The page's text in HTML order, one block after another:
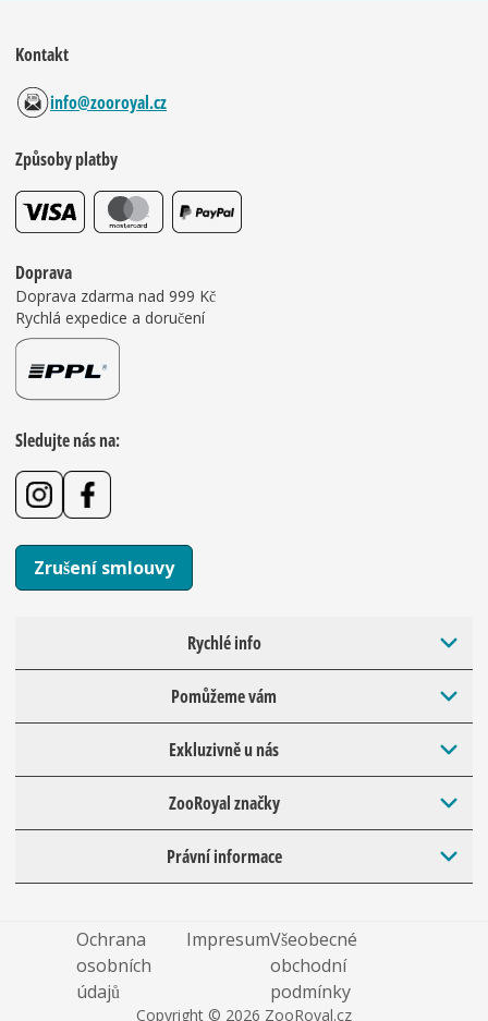
Kontakt
info@zooroyal.cz
Způsoby platby
Doprava
Doprava zdarma nad 999 Kč
Rychlá expedice a doručení
Sledujte nás na:
Zrušení smlouvy
Rychlé info
Pomůžeme vám
Exkluzivně u nás
ZooRoyal značky
Právní informace
Ochrana
osobních
údajů
ImpresumVšeobecné
obchodní
podmínky
Copyright © 2026 ZooRoyal.cz